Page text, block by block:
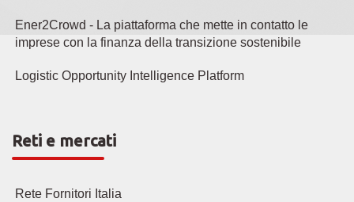
Ener2Crowd - La piattaforma che mette in contatto le
imprese con la finanza della transizione sostenibile
Logistic Opportunity Intelligence Platform
Reti e mercati
Rete Fornitori Italia